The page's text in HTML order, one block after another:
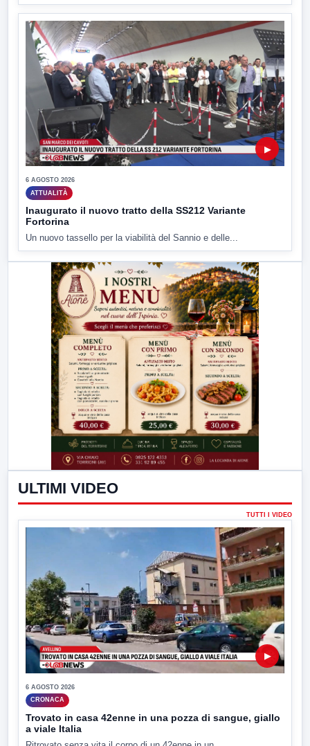
▶
6 AGOSTO 2026
ATTUALITÀ
Inaugurato il nuovo tratto della SS212 Variante
Fortorina
Un nuovo tassello per la viabilità del Sannio e delle...
ULTIMI VIDEO
TUTTI I VIDEO
▶
6 AGOSTO 2026
CRONACA
Trovato in casa 42enne in una pozza di sangue, giallo
a viale Italia